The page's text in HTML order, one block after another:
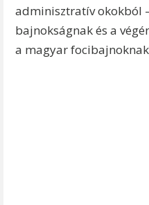
adminisztratív okokból
bajnokságnak és a
a magyar